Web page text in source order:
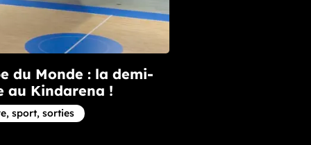
du Monde : la demi-
au Kindarena !
concernant la thématique
sport, sorties